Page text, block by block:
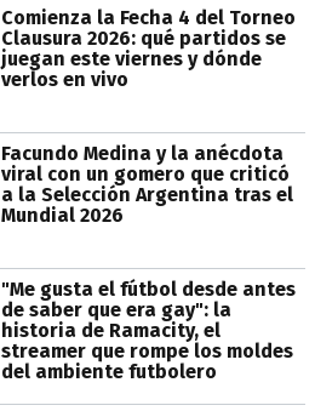
Comienza la Fecha 4 del Torneo
Clausura 2026: qué partidos se
juegan este viernes y dónde
verlos en vivo
Facundo Medina y la anécdota
viral con un gomero que criticó
a la Selección Argentina tras el
Mundial 2026
"Me gusta el fútbol desde antes
de saber que era gay": la
historia de Ramacity, el
streamer que rompe los moldes
del ambiente futbolero